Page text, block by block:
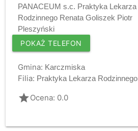
PANACEUM s.c. Praktyka Lekarza
Rodzinnego Renata Goliszek Piotr
Pleszyński
POKAŻ TELEFON
Gmina: Karczmiska
Filia: Praktyka Lekarza Rodzinnego
gradeOcena: 0.0